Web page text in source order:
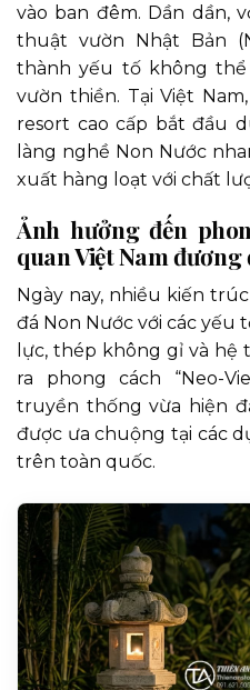
vào ban đêm. Dần dần,
thuật vườn Nhật Bản
thành yếu tố không
vườn thiền. Tại Việt
resort cao cấp bắt đầu
làng nghề Non Nước
xuất hàng loạt với chất
Ảnh hưởng đến
quan Việt Nam đương
Ngày nay, nhiều kiến
đá Non Nước với các yếu
lực, thép không gỉ và
ra phong cách “Neo-
truyền thống vừa hiện
được ưa chuộng tại các
trên toàn quốc.